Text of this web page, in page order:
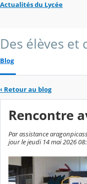
Actualités du Lycée
Des élèves et
Blog
‹ Retour au blog
Rencontre
Par assistance
jour le jeudi 14 mai 2026